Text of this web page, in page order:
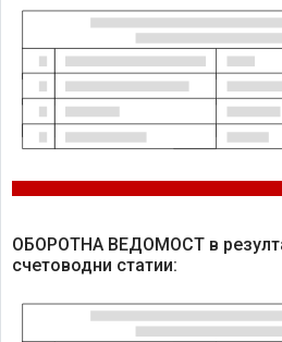
ОБОРОТНА ВЕДОМОСТ в
счетоводни статии: